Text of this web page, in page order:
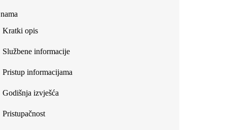
Kratki opis
Službene informacije
Pristup informacijama
Godišnja izvješća
Pristupačnost